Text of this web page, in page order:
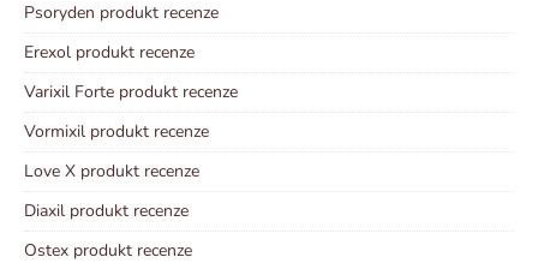
Psoryden produkt recenze
Erexol produkt recenze
Varixil Forte produkt recenze
Vormixil produkt recenze
Love X produkt recenze
Diaxil produkt recenze
Ostex produkt recenze